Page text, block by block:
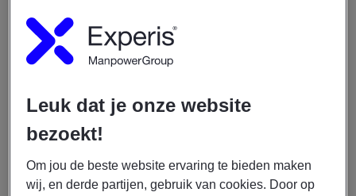
Vertalen van deze behoeften naar waardevolle
PowerBI-dashboards;
Opzetten en optimaliseren van ETL-processen
omgeving);
Doorontwikkelen van bestaande dashboards,
Ontwikkelen en modelleren van nieuwe
datamodellen;
Leuk dat je onze website
bezoekt!
Om jou de beste website ervaring te bieden maken
wij, en derde partijen, gebruik van cookies. Door op